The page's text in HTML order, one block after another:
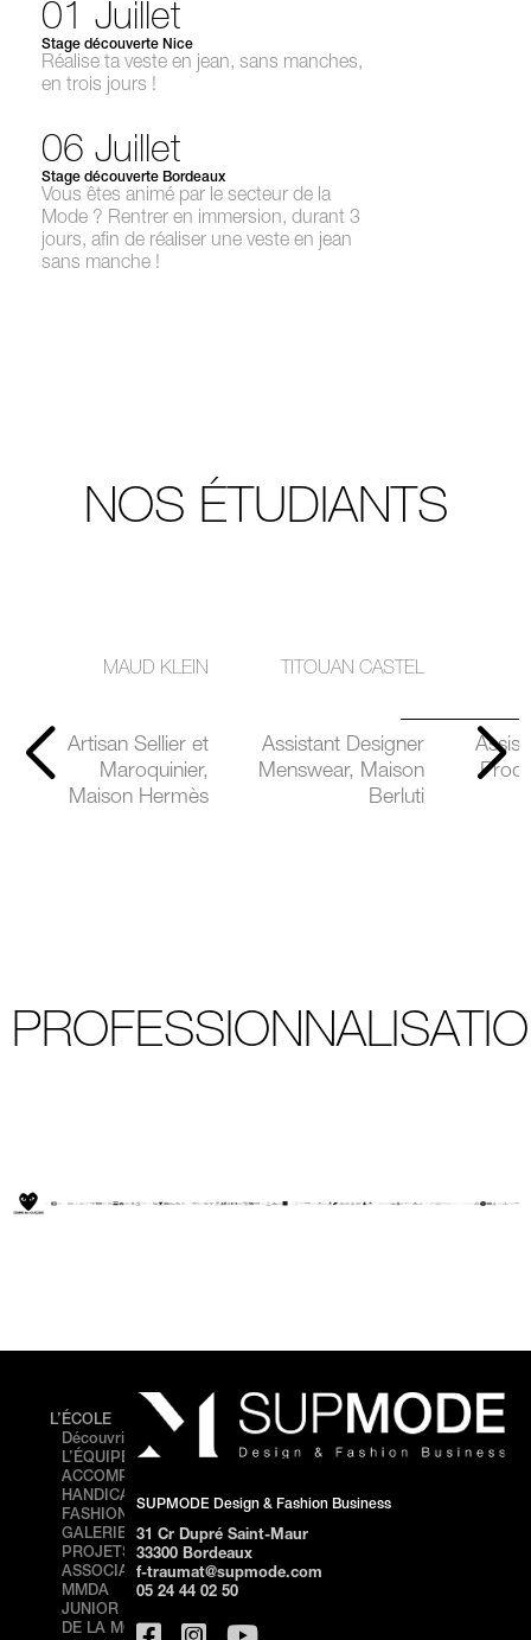
01 Juillet
Stage découverte Nice
Réalise ta veste en jean, sans manches,
en trois jours !
06 Juillet
Stage découverte Bordeaux
Vous êtes animé par le secteur de la
Mode ? Rentrer en immersion, durant 3
jours, afin de réaliser une veste en jean
sans manche !
NOS ÉTUDIANTS
MAUD KLEIN
Artisan Sellier et
Maroquinier,
Maison Hermès
TITOUAN CASTEL
Assistant Designer
Menswear, Maison
Berluti
L’ÉCOLE
Découvrir SUPMODE
L’ÉQUIPE
ACCOMPAGNEMENT
HANDICAP
FASHION SHOW
GALERIE DE
PROJETS
ASSOCIATION
MMDA
JUNIOR FRANÇAISE
DE LA MODE
FORMATIONS
Prepa
BACHELOR 1
BACHELOR 2
BACHELOR 3
MASTÈRE
DIRECTION
ARTISTIQUE 360°
ONLINE
ÉVÉNEMENTS
SHOW –
SUPMODE Design & Fashion Business
31 Cr Dupré Saint-Maur
33300 Bordeaux
f-traumat@supmode.com
05 24 44 02 50